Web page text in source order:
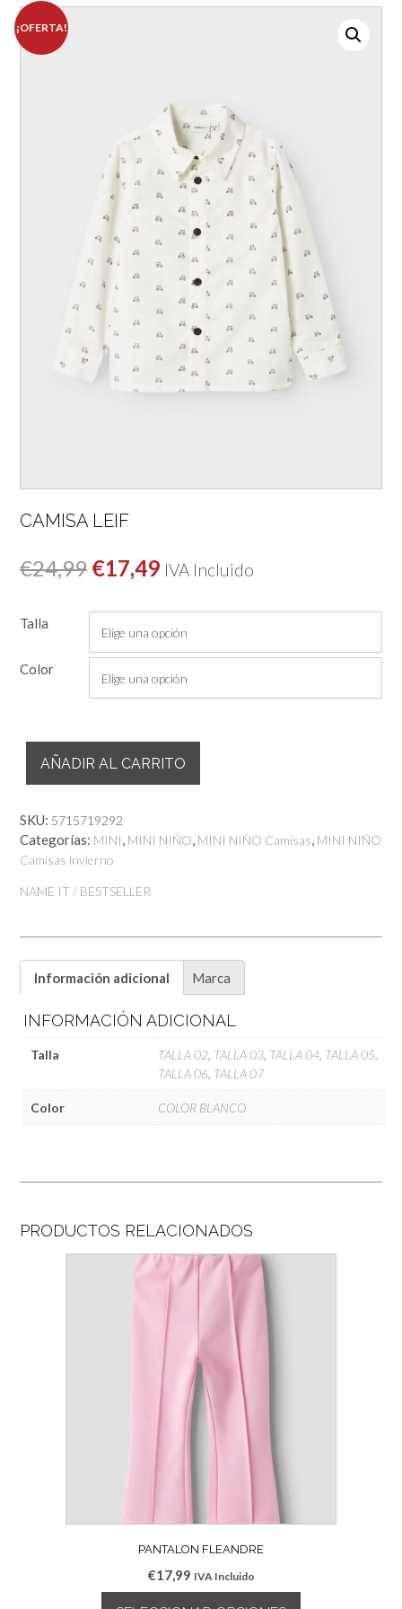
¡OFERTA!
CAMISA LEIF
€24,99 El
original
era:
€24,99.
€17,49El
actual
es:
€17,49.
IVA Incluido
Talla
Color
cantidad
AÑADIR AL CARRITO
SKU: 5715719292
Categorías: MINI, MINI NIÑO, MINI NIÑO Camisas, MINI NIÑO
Camisas invierno
NAME IT / BESTSELLER
Información adicional Marca
INFORMACIÓN ADICIONAL
Talla TALLA 02 TALLA 03 TALLA 04 TALLA 05
TALLA 06 TALLA 07
Color COLOR BLANCO
PRODUCTOS RELACIONADOS
PANTALON FLEANDRE
€17,99 IVA Incluido